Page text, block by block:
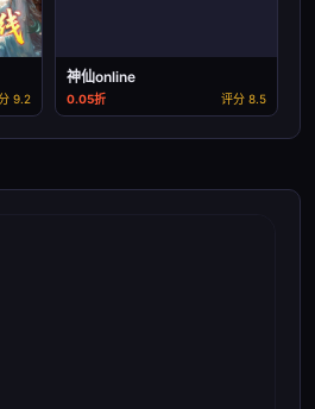
9.2
神仙online
0.05折 评分 8.5